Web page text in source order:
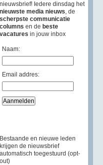
nieuwsbrief! Iedere dinsdag het
nieuwste media nieuws , de
scherpste communicatie
columns en de beste
vacatures in jouw inbox
Naam:
Email addres:
Bestaande en nieuwe leden
krijgen de nieuwsbrief
automatisch toegestuurd (opt-
out)